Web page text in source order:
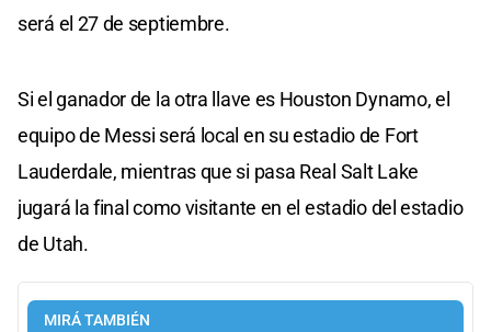
será el 27 de septiembre.
Si el ganador de la otra llave es Houston Dynamo, el
equipo de Messi será local en su estadio de Fort
Lauderdale, mientras que si pasa Real Salt Lake
jugará la final como visitante en el estadio del estadio
de Utah.
MIRÁ TAMBIÉN